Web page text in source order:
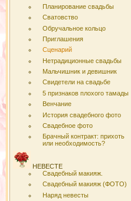
Планирование свадьбы
Сватовство
Обручальное кольцо
Приглашения
Сценарий
Нетрадиционные свадьбы
Мальчишник и девишник
Свидетели на свадьбе
5 признаков плохого тамады
Венчание
История свадебного фото
Свадебное фото
Брачный контракт: прихоть
или необходимость?
НЕВЕСТЕ
Свадебный макияж.
Свадебный макияж (ФОТО)
Наряд невесты